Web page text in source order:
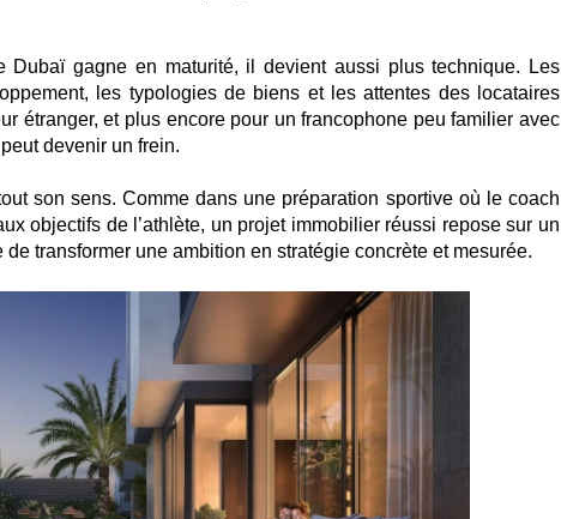
Dubaï gagne en maturité, il devient aussi plus technique. Les
les typologies de biens et les attentes des locataires
étranger, et plus encore pour un francophone peu familier avec
devenir un frein.
son sens. Comme dans une préparation sportive où le coach
objectifs de l’athlète, un projet immobilier réussi repose sur un
transformer une ambition en stratégie concrète et mesurée.